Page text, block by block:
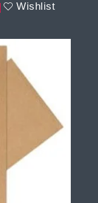
Wishlist